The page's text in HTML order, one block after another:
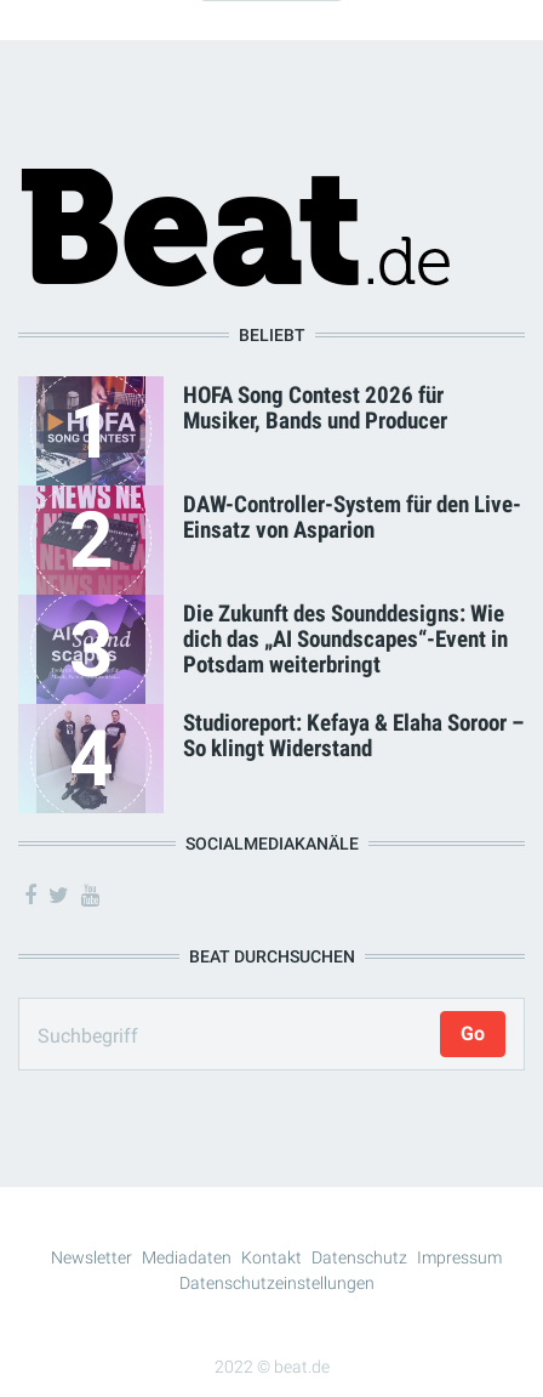
BELIEBT
1
HOFA Song Contest 2026 für
Musiker, Bands und Producer
2
DAW-Controller-System für den Live-
Einsatz von Asparion
3
Die Zukunft des Sounddesigns: Wie
dich das „AI Soundscapes“-Event in
Potsdam weiterbringt
4
Studioreport: Kefaya & Elaha Soroor –
So klingt Widerstand
SOCIALMEDIAKANÄLE
BEAT DURCHSUCHEN
2022 © beat.de
Newsletter Mediadaten Kontakt Datenschutz
Impressum
Datenschutzeinstellungen